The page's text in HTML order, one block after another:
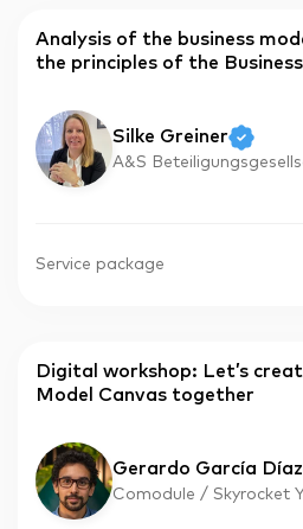
Analysis of the business
the principles of the
Silke Greiner
A&S
Service package
Digital workshop: Let’s
Model Canvas together
Gerardo García Díaz
Comodule / Skyrocket